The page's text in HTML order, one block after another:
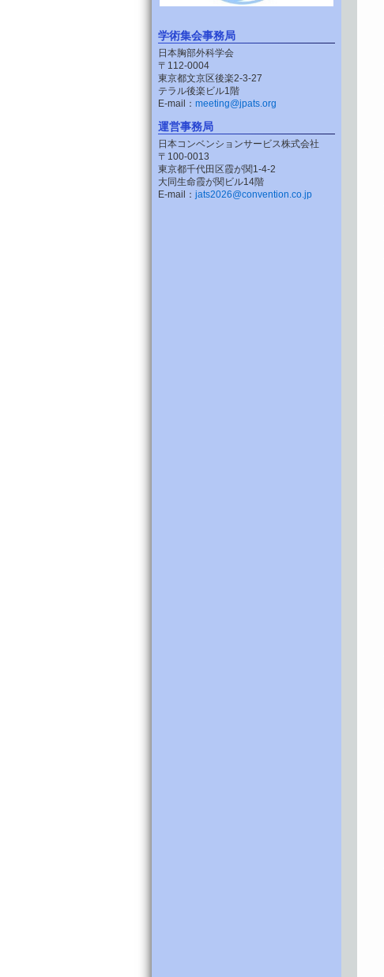
学術集会事務局
日本胸部外科学会
〒112-0004
東京都文京区後楽2-3-27
テラル後楽ビル1階
E-mail： meeting@jpats.org
運営事務局
日本コンベンションサービス株式会社
〒100-0013
東京都千代田区霞が関1-4-2
大同生命霞が関ビル14階
E-mail： jats2026@convention.co.jp